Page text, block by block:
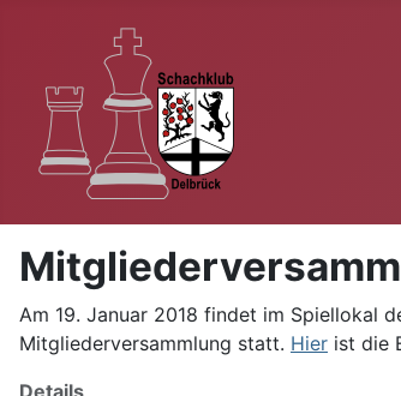
Am 19. Januar 2018 findet im Spiellokal
Mitgliederversammlung statt. Hier ist die
Details